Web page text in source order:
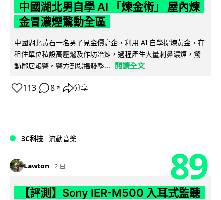
中國湖北男自學 AI 「煉金術」 屋內煉
金冒濃煙驚動全區
中國湖北黃石一名男子見金價高企，利用 AI 自學提煉黃金，在
租住單位私設高壓爐及作坊冶煉，過程產生大量刺鼻濃煙，驚
動鄰居報警。警方到場揭發整...
閱讀全文
113 8 ↗ 分享
3C科技 流動音樂
Lawton 2 日 89
【評測】Sony IER-M500 入耳式監聽